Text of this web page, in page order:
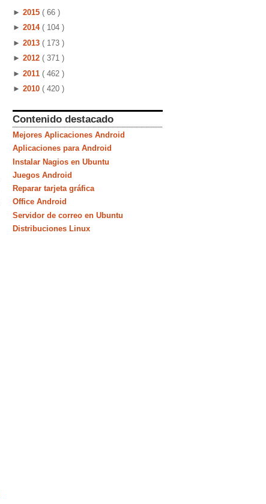
► 2015 ( 66 )
► 2014 ( 104 )
► 2013 ( 173 )
► 2012 ( 371 )
► 2011 ( 462 )
► 2010 ( 420 )
Contenido destacado
Mejores Aplicaciones Android
Aplicaciones para Android
Instalar Nagios en Ubuntu
Juegos Android
Reparar tarjeta gráfica
Office Android
Servidor de correo en Ubuntu
Distribuciones Linux